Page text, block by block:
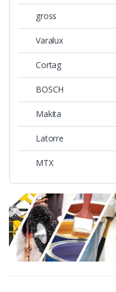
gross
Varalux
Cortag
BOSCH
Makita
Latorre
MTX